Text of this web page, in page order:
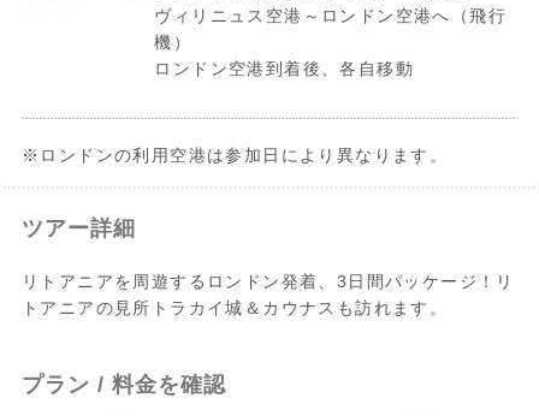
ヴィリニュス空港～ロンドン空港へ（飛行
機）
ロンドン空港到着後、各自移動
※ロンドンの利用空港は参加日により異なります。
ツアー詳細
リトアニアを周遊するロンドン発着、3日間パッケージ！リ
トアニアの見所トラカイ城＆カウナスも訪れます。
プラン / 料金を確認